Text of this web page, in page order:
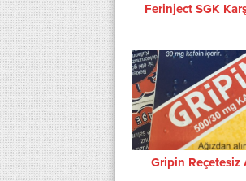
Ferinject SGK
Gripin Reçetesiz